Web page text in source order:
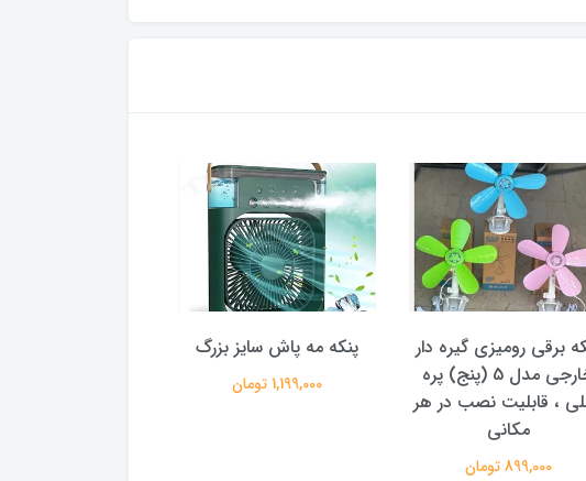
برقی رومیزی گیره دار
خارجی مدل 5 (پنج) پره
، قابلیت نصب در هر
مکانی
899,000 تومان
پنکه مه پاش سایز بزرگ
1,199,000 تومان